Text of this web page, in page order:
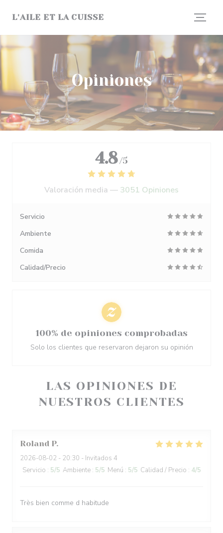
L'AILE ET LA CUISSE
Opiniones
LAS OPINIONES DE
NUESTROS CLIENTES
Roland P
2026-08-02 - 20:30 - Invitados 4
Servicio : 5/5 Ambiente : 5/5 Menú : 5/5 Calidad / Precio : 4/5
Très bien comme d habitude
4.8 /5
Valoración media — 3051 Opiniones
Servicio
Ambiente
Comida
Calidad/Precio
100% de opiniones comprobadas
Solo los clientes que reservaron dejaron su opinión